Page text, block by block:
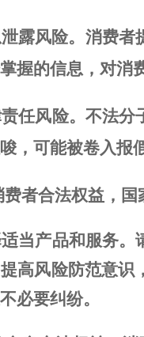
露风险。 消费者
握的信息，对消
任风险。 不法分
， 可能被卷入报
者合法权益， 国
当产品和服务。
提高风险防范意识
必要纠纷。